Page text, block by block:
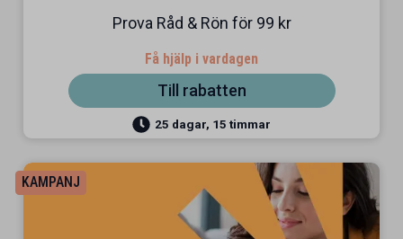
Prova Råd & Rön för 99 kr
Få hjälp i vardagen
Till rabatten
25 dagar, 15 timmar
KAMPANJ